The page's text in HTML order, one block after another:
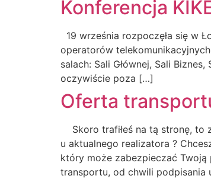
Konferencja
19 września rozpoczęła się w
operatorów
salach: Sali Głównej, Sali
oczywiście poza […]
Oferta
Skoro trafiłeś na tą stronę, to
u aktualnego realizatora ?
który może zabezpieczać Twoją
transportu, od chwili podpisania